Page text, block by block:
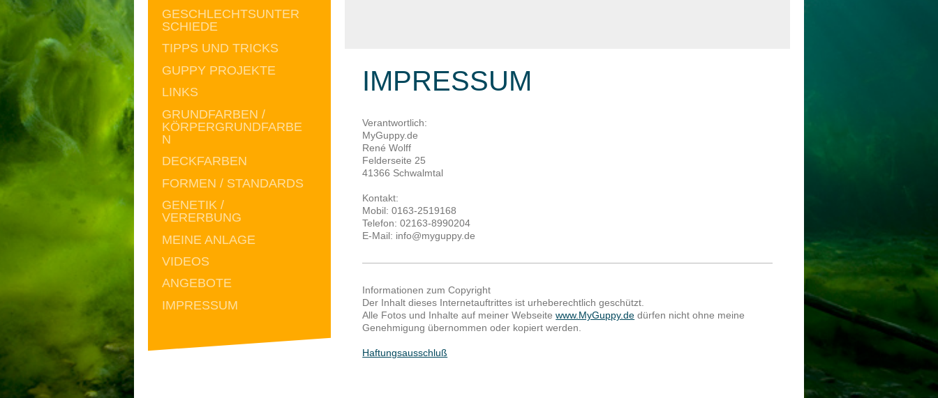
IMPRESSUM
Verantwortlich:
MyGuppy.de
René Wolff
Felderseite 25
41366 Schwalmtal
Kontakt:
Mobil: 0163-2519168
Telefon: 02163-8990204
E-Mail: info@myguppy.de
Informationen zum Copyright
Der Inhalt dieses Internetauftrittes ist urheberechtlich geschützt.
Alle Fotos und Inhalte auf meiner Webseitewww.MyGuppy.de dürfen nicht ohne meine
Genehmigung übernommen oder kopiert werden.
Haftungsausschluß
GESCHLECHTSUNTER
SCHIEDE
TIPPS UND TRICKS
GUPPY PROJEKTE
LINKS
GRUNDFARBEN /
KÖRPERGRUNDFARBE
N
DECKFARBEN
FORMEN / STANDARDS
GENETIK /
VERERBUNG
MEINE ANLAGE
VIDEOS
ANGEBOTE
IMPRESSUM